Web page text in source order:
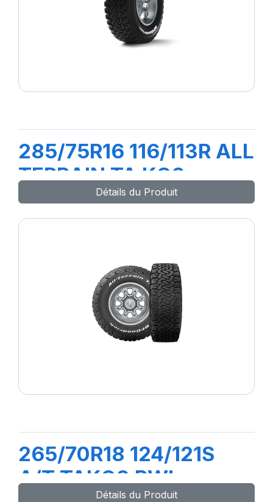
285/75R16 116/113R ALL
TERRAIN TA KO2
Détails du Produit
265/70R18 124/121S
A/T TAKO3 RWL
Détails du Produit